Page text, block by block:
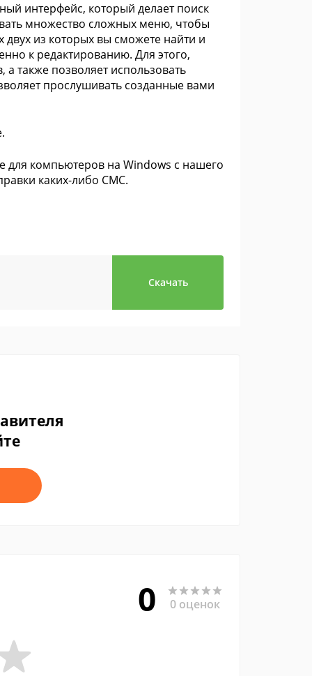
интерфейс, который делает поиск
множество сложных меню, чтобы
из которых вы сможете найти и
к редактированию. Для этого,
также позволяет использовать
прослушивать созданные вами
компьютеров на Windows с нашего
каких-либо СМС.
Скачать
0 0 оценок